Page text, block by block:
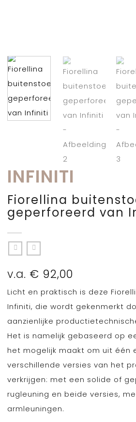
Fiorellina
geperforeerd van
v.a. € 92,00
INFINITI
Licht en praktisch is deze
Infiniti, die wordt gekenmerkt
aanzienlijke
Het is namelijk gebaseerd op
het mogelijk maakt om uit één
verschillende versies van het
verkrijgen: met een solide of
rugleuning en beide versies,
armleuningen.